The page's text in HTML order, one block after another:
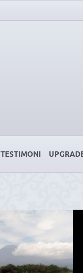
TESTIMONI